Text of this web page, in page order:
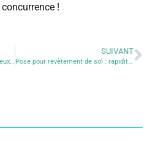
!
Comment rendre un salon chaleureux avec du carrelage ?
SUIVANT
Pose pour revêtement de sol : rapidité et durabilité